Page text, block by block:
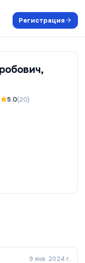
Регистрация
5.0(20)
9 янв. 2024 г.